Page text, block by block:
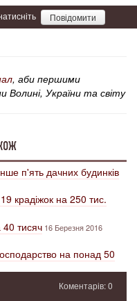
Повідомити
, аби першими
Волині, України та світу
п'ять дачних будинків
крадіжок на 250 тис.
тисяч 16 Березня 2016
на понад 50
Коментарів: 0